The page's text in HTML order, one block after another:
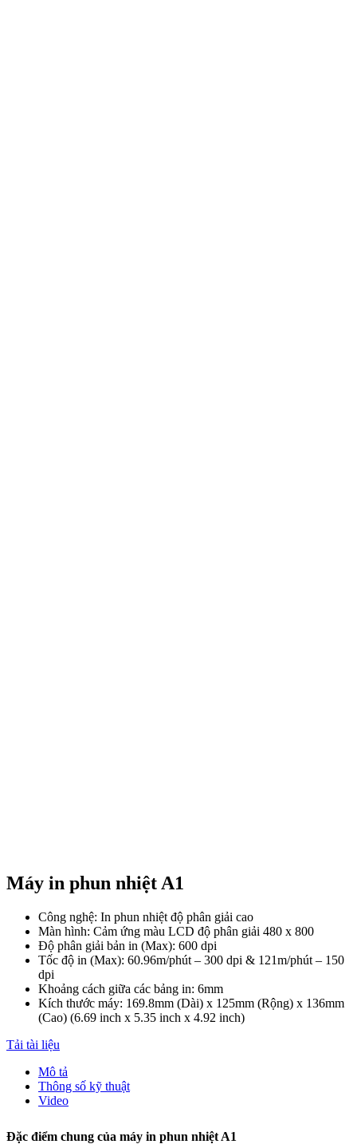
Máy in phun nhiệt A1
Công nghệ: In phun nhiệt độ phân giải cao
Màn hình: Cảm ứng màu LCD độ phân giải 480 x 800
Độ phân giải bản in (Max): 600 dpi
Tốc độ in (Max): 60.96m/phút – 300 dpi & 121m/phút – 150
dpi
Khoảng cách giữa các bảng in: 6mm
Kích thước máy: 169.8mm (Dài) x 125mm (Rộng) x 136mm
(Cao) (6.69 inch x 5.35 inch x 4.92 inch)
Tải tài liệu
Mô tả
Thông số kỹ thuật
Video
Đặc điểm chung của máy in phun nhiệt A1